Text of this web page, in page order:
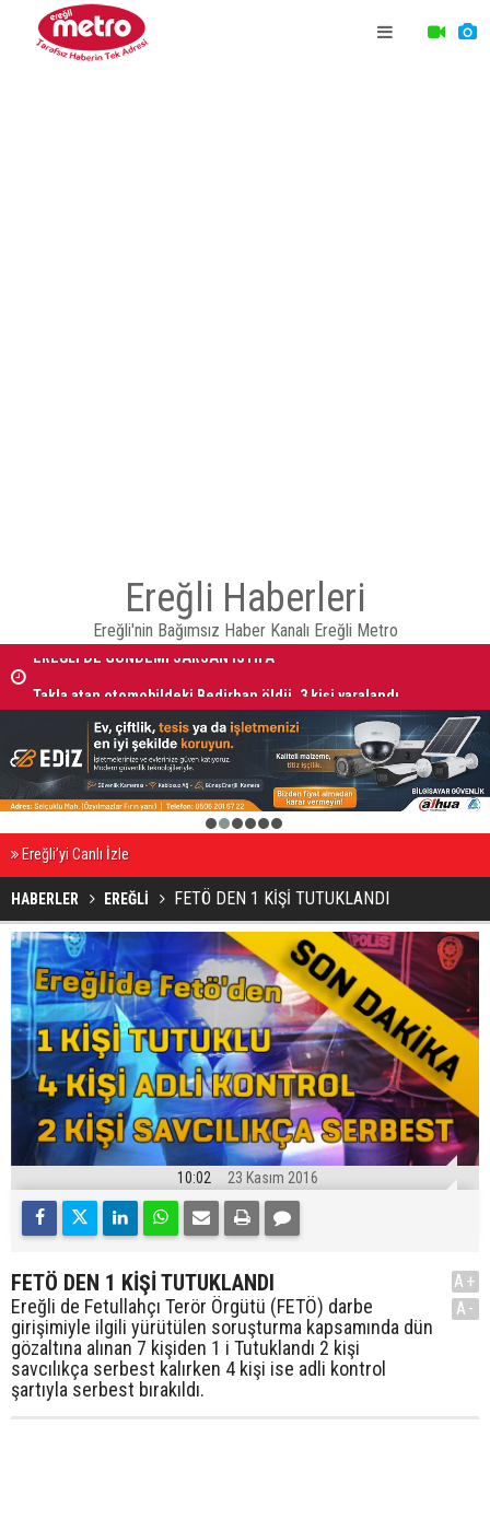
Ereğli Haberleri
Ereğli'nin Bağımsız Haber Kanalı Ereğli Metro
2 3 4 5 6
Ereğli’yi Canlı İzle
HABERLER EREĞLİ FETÖ DEN 1 KİŞİ TUTUKLANDI
10:02 23 Kasım 2016
FETÖ DEN 1 KİŞİ TUTUKLANDI
Ereğli de Fetullahçı Terör Örgütü (FETÖ) darbe
girişimiyle ilgili yürütülen soruşturma kapsamında dün
gözaltına alınan 7 kişiden 1 i Tutuklandı 2 kişi
savcılıkça serbest kalırken 4 kişi ise adli kontrol
şartıyla serbest bırakıldı.
A+
A-